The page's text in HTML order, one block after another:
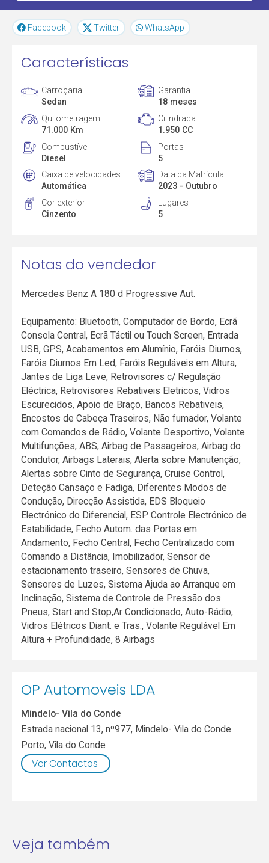
Facebook Twitter WhatsApp
Características
Carroçaria
Sedan
Garantia
18 meses
Quilometragem
71.000 Km
Cilindrada
1.950 CC
Combustível
Diesel
Portas
5
Caixa de velocidades
Automática
Data da Matrícula
2023 - Outubro
Cor exterior
Cinzento
Lugares
5
Notas do vendedor
Mercedes Benz A 180 d Progressive Aut.
Equipamento: Bluetooth, Computador de Bordo, Ecrã
Consola Central, Ecrã Táctil ou Touch Screen, Entrada
USB, GPS, Acabamentos em Alumínio, Faróis Diurnos,
Faróis Diurnos Em Led, Faróis Reguláveis em Altura,
Jantes de Liga Leve, Retrovisores c/ Regulação
Eléctrica, Retrovisores Rebativeis Eletricos, Vidros
Escurecidos, Apoio de Braço, Bancos Rebativeis,
Encostos de Cabeça Traseiros, Não fumador, Volante
com Comandos de Rádio, Volante Desportivo, Volante
Multifunções, ABS, Airbag de Passageiros, Airbag do
Condutor, Airbags Laterais, Alerta sobre Manutenção,
Alertas sobre Cinto de Segurança, Cruise Control,
Deteção Cansaço e Fadiga, Diferentes Modos de
Condução, Direcção Assistida, EDS Bloqueio
Electrónico do Diferencial, ESP Controle Electrónico de
Estabilidade, Fecho Autom. das Portas em
Andamento, Fecho Central, Fecho Centralizado com
Comando a Distância, Imobilizador, Sensor de
estacionamento traseiro, Sensores de Chuva,
Sensores de Luzes, Sistema Ajuda ao Arranque em
Inclinação, Sistema de Controle de Pressão dos
Pneus, Start and Stop,Ar Condicionado, Auto-Rádio,
Vidros Elétricos Diant. e Tras., Volante Regulável Em
Altura + Profundidade, 8 Airbags
OP Automoveis LDA
Mindelo- Vila do Conde
Estrada nacional 13, nº977, Mindelo- Vila do Conde
Porto,Vila do Conde
Ver Contactos
Veja também